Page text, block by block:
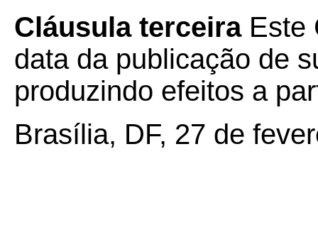
Cláusula terceiraEste
data da publicação de
produzindo efeitos a
Brasília, DF, 27 de